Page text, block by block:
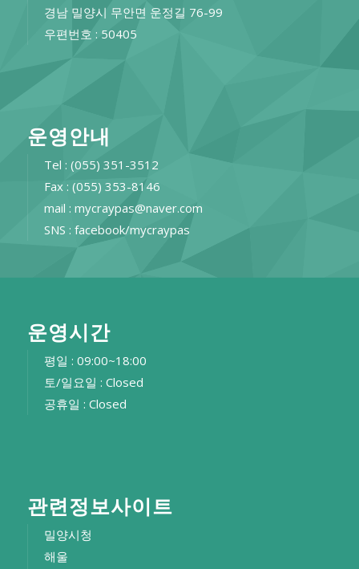
경남 밀양시 무안면 운정길 76-99
우편번호 : 50405
운영안내
Tel : (055) 351-3512
Fax : (055) 353-8146
mail : mycraypas@naver.com
SNS : facebook/mycraypas
운영시간
평일 : 09:00~18:00
토/일요일 : Closed
공휴일 : Closed
관련정보사이트
밀양시청
해울